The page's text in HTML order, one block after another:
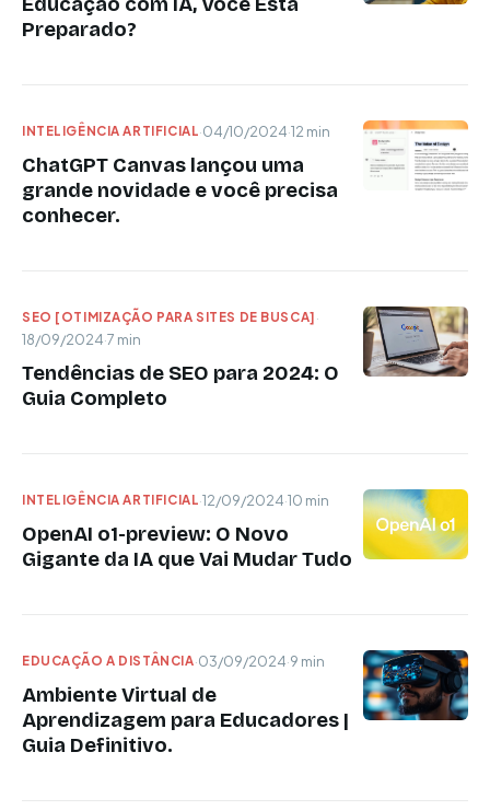
Preparado?
INTELIGÊNCIA ARTIFICIAL·04/10/2024·12 min
ChatGPT Canvas lançou uma
grande novidade e você precisa
conhecer.
SEO [OTIMIZAÇÃO PARA SITES DE BUSCA] ·
18/09/2024·7 min
Tendências de SEO para 2024: O
Guia Completo
INTELIGÊNCIA ARTIFICIAL·12/09/2024·10 min
OpenAI o1-preview: O Novo
Gigante da IA que Vai Mudar Tudo
EDUCAÇÃO A DISTÂNCIA·03/09/2024·9 min
Ambiente Virtual de
Aprendizagem para Educadores |
Guia Definitivo.